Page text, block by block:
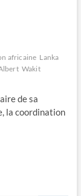
africaine Lanka
Wakit
de sa
la coordination